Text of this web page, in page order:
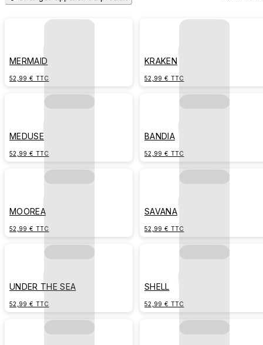
MERMAID
52,99 € TTC
KRAKEN
52,99 € TTC
MEDUSE
52,99 € TTC
BANDIA
52,99 € TTC
MOOREA
52,99 € TTC
SAVANA
52,99 € TTC
UNDER THE SEA
52,99 € TTC
SHELL
52,99 € TTC